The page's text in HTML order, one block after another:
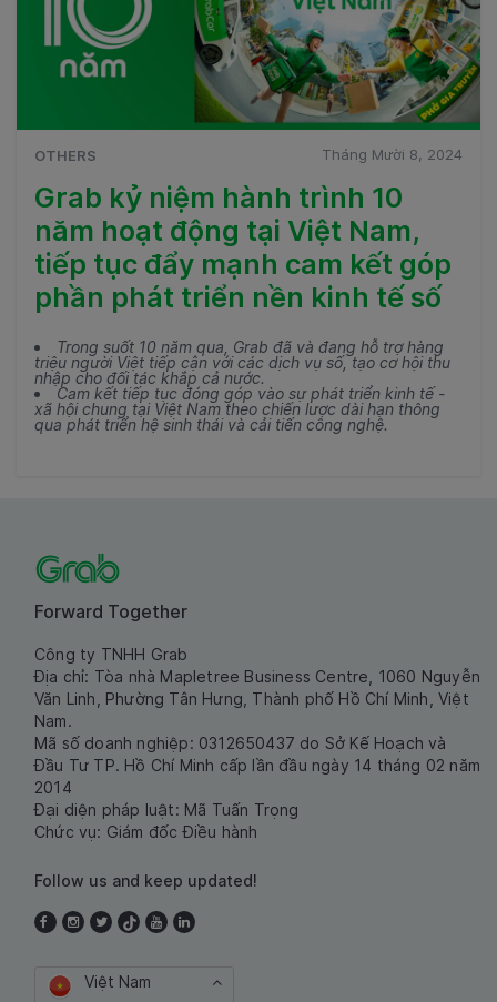
OTHERS Tháng Mười 8, 2024
Grab kỷ niệm hành trình 10
năm hoạt động tại Việt Nam,
tiếp tục đẩy mạnh cam kết góp
phần phát triển nền kinh tế số
Trong suốt 10 năm qua, Grab đã và đang hỗ trợ hàng
triệu người Việt tiếp cận với các dịch vụ số, tạo cơ hội thu
nhập cho đối tác khắp cả nước.
Cam kết tiếp tục đóng góp vào sự phát triển kinh tế -
xã hội chung tại Việt Nam theo chiến lược dài hạn thông
qua phát triển hệ sinh thái và cải tiến công nghệ.
Forward Together
Công ty TNHH Grab
Địa chỉ: Tòa nhà Mapletree Business Centre, 1060 Nguyễn
Văn Linh, Phường Tân Hưng, Thành phố Hồ Chí Minh, Việt
Nam.
Mã số doanh nghiệp: 0312650437 do Sở Kế Hoạch và
Đầu Tư TP. Hồ Chí Minh cấp lần đầu ngày 14 tháng 02 năm
2014
Đại diện pháp luật: Mã Tuấn Trọng
Chức vụ: Giám đốc Điều hành
Follow us and keep updated!
Việt Nam